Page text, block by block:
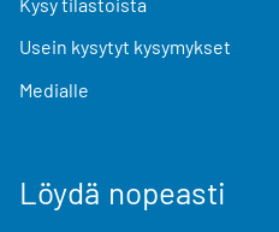
Usein kysytyt kysymykset
Medialle
Löydä nopeasti